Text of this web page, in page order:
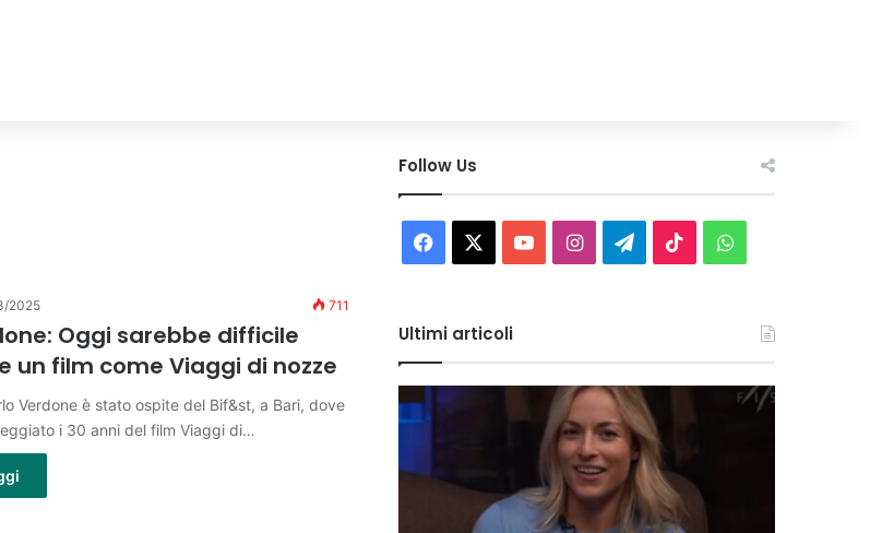
2025 711
Oggi sarebbe difficile
un film come Viaggi di nozze
Verdone è stato ospite del Bif&st, a Bari, dove
i 30 anni del film Viaggi di…
Follow Us
Facebook You InstagramTelegram
TikTokWhatsApp
Ultimi articoli